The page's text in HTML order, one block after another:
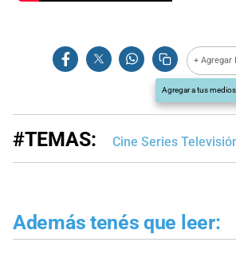
+ Agregar
Agregar a tus
#TEMAS: Cine Series
Además tenés que leer: